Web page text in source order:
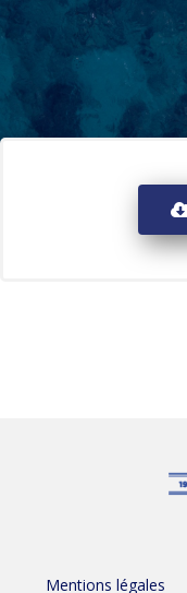
Mentions légales